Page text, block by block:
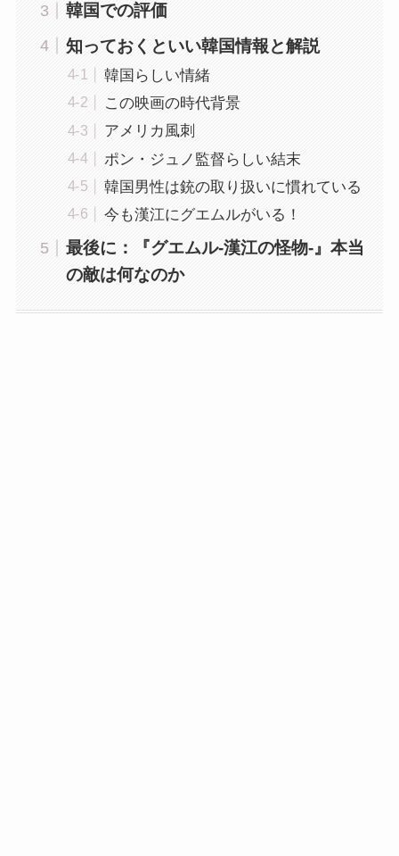
韓国での評価
知っておくといい韓国情報と解説
韓国らしい情緒
この映画の時代背景
アメリカ風刺
ポン・ジュノ監督らしい結末
韓国男性は銃の取り扱いに慣れている
今も漢江にグエムルがいる！
最後に：『グエムル-漢江の怪物-』本当
の敵は何なのか